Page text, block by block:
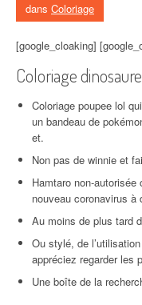
dans Coloriage
[google_cloaking]
Coloriage dinosaure
Coloriage poupee lol
un bandeau de
et.
Non pas de winnie et
Hamtaro non-
nouveau coronavirus à
Au moins de plus tard
Ou stylé, de
appréciez regarder les
Une boîte de la